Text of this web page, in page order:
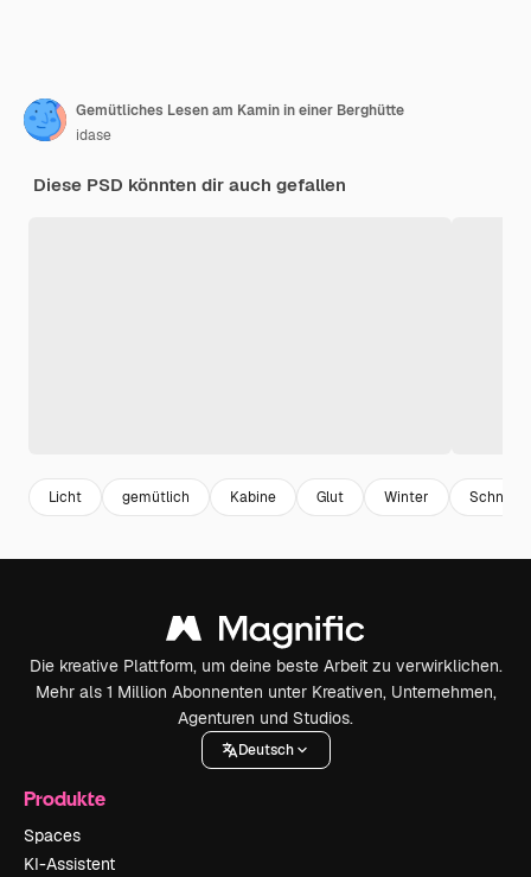
Gemütliches Lesen am Kamin in einer Berghütte
idase
Diese PSD könnten dir auch gefallen
Licht gemütlich Kabine Glut Winter Schnee
Die kreative Plattform, um deine beste Arbeit zu verwirklichen.
Mehr als 1 Million Abonnenten unter Kreativen, Unternehmen,
Agenturen und Studios.
Deutsch
Produkte
Spaces
KI-Assistent